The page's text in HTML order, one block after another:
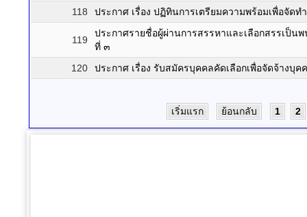
118 ประกาศ เรื่อง ปฏิทินการเตรียมความพร้อมเพื่อ
119
ประกาศรายชื่อผู้ผ่านการสรรหาและเลือกสรรเป็
ที่ ๓
120
ประกาศ เรื่อง รับสมัครบุคคลคัดเลือกเพื่อจัดจ้างบุ
เริ่มแรก ย้อนกลับ 1 2